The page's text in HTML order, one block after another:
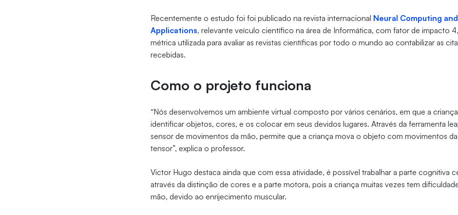
Recentemente o estudo foi foi publicado na revista internacional Neural Computing and
Applications, relevante veículo científico na área de Informática, com fator de impacto
métrica utilizada para avaliar as revistas científicas por todo o mundo ao contabilizar as
recebidas.
Como o projeto funciona
“Nós desenvolvemos um ambiente virtual composto por vários cenários, em que a
identificar objetos, cores, e os colocar em seus devidos lugares. Através da ferramenta
sensor de movimentos da mão, permite que a criança mova o objeto com movimentos
tensor”, explica o professor.
Victor Hugo destaca ainda que com essa atividade, é possível trabalhar a parte cognitiva
através da distinção de cores e a parte motora, pois a criança muitas vezes tem
mão, devido ao enrijecimento muscular.